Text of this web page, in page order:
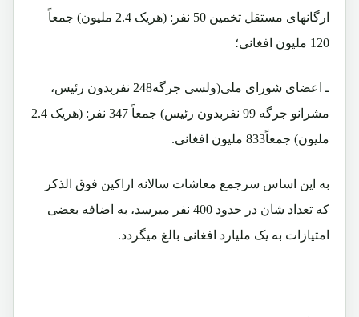
ارگانهای مستقل تخمین 50 نفر: (هریک 2.4 ملیون) جمعاً
120 ملیون افغانی؛
ـ اعضای شورای ملی(ولسی جرگه248 نفربدون رئیس،
مشرانو جرگه 99 نفربدون رئیس) جمعاً 347 نفر: (هریک 2.4
ملیون) جمعاً833 ملیون افغانی.
به این اساس سرجمع معاشات سالانه اراکین فوق الذکر
که تعداد شان در حدود 400 نفر میرسد، به اضافه بعضی
امتیازات به یک ملیارد افغانی بالغ میگردد.